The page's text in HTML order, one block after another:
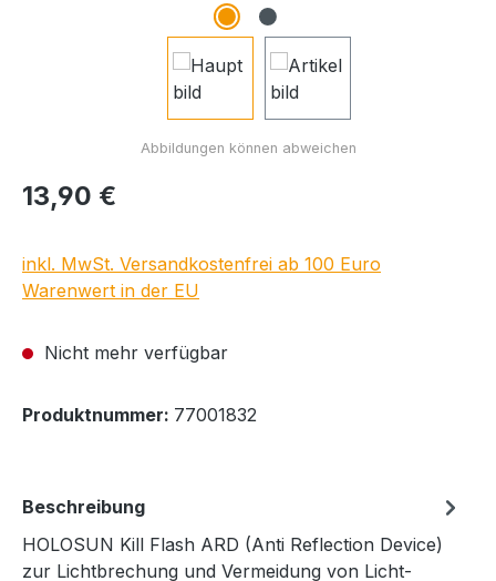
Regulärer Preis:
13,90 €
inkl. MwSt. Versandkostenfrei ab 100 Euro
Warenwert in der EU
Nicht mehr verfügbar
Produktnummer: 77001832
Beschreibung
HOLOSUN Kill Flash ARD (Anti Reflection Device)
zur Lichtbrechung und Vermeidung von Licht-